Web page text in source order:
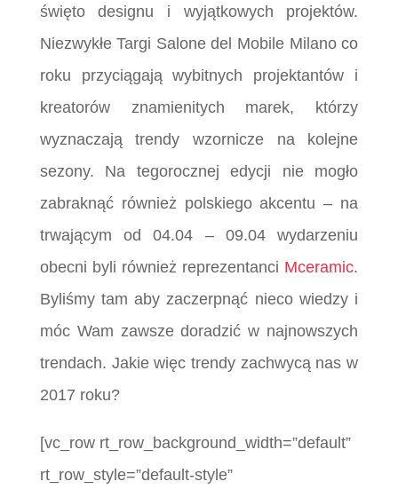
święto designu i wyjątkowych projektów.
Niezwykłe Targi Salone del Mobile Milano co
roku przyciągają wybitnych projektantów i
kreatorów znamienitych marek, którzy
wyznaczają trendy wzornicze na kolejne
sezony. Na tegorocznej edycji nie mogło
zabraknąć również polskiego akcentu – na
trwającym od 04.04 – 09.04 wydarzeniu
obecni byli również reprezentanci Mceramic.
Byliśmy tam aby zaczerpnąć nieco wiedzy i
móc Wam zawsze doradzić w najnowszych
trendach. Jakie więc trendy zachwycą nas w
2017 roku?
[vc_row rt_row_background_width=”default”
rt_row_style=”default-style”